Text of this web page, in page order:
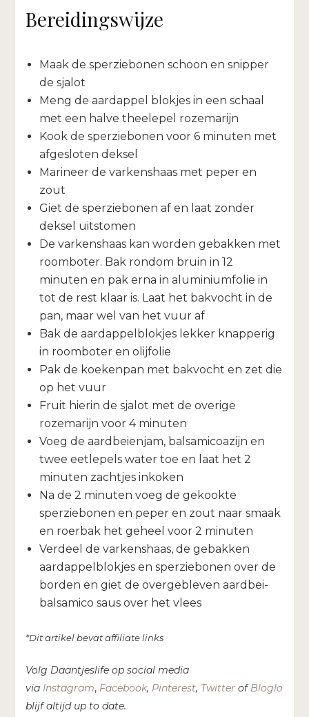
Bereidingswijze
Maak de sperziebonen schoon en snipper
de sjalot
Meng de aardappel blokjes in een schaal
met een halve theelepel rozemarijn
Kook de sperziebonen voor 6 minuten met
afgesloten deksel
Marineer de varkenshaas met peper en
zout
Giet de sperziebonen af en laat zonder
deksel uitstomen
De varkenshaas kan worden gebakken met
roomboter. Bak rondom bruin in 12
minuten en pak erna in aluminiumfolie in
tot de rest klaar is. Laat het bakvocht in de
pan, maar wel van het vuur af
Bak de aardappelblokjes lekker knapperig
in roomboter en olijfolie
Pak de koekenpan met bakvocht en zet die
op het vuur
Fruit hierin de sjalot met de overige
rozemarijn voor 4 minuten
Voeg de aardbeienjam, balsamicoazijn en
twee eetlepels water toe en laat het 2
minuten zachtjes inkoken
Na de 2 minuten voeg de gekookte
sperziebonen en peper en zout naar smaak
en roerbak het geheel voor 2 minuten
Verdeel de varkenshaas, de gebakken
aardappelblokjes en sperziebonen over de
borden en giet de overgebleven aardbei-
balsamico saus over het vlees
*Dit artikel bevat affiliate links
Volg Daantjeslife op social media
via Instagram, Facebook, Pinterest, Twitter ofBloglovin’
blijf altijd up to date.